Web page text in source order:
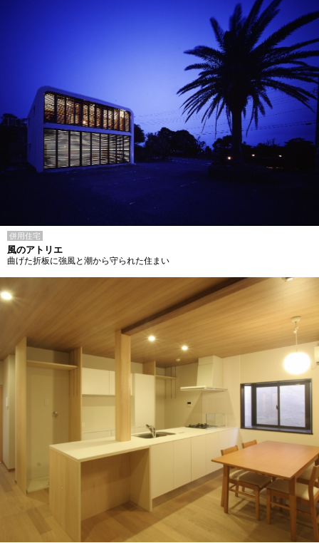
併用住宅
風のアトリエ
曲げた折板に強風と潮から守られた住まい